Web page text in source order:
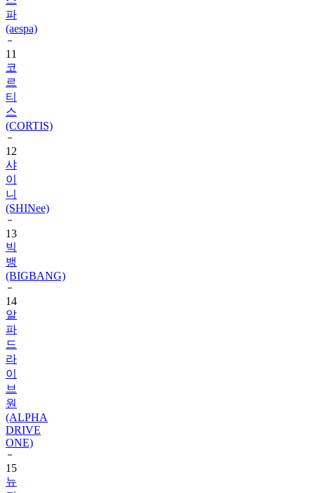
(aespa)
11
코
르
티
스
(CORTIS)
12
샤
이
니
(SHINee)
13
빅
뱅
(BIGBANG)
14
알
파
드
라
이
브
원
(ALPHA
DRIVE
ONE)
15
뉴
진
스